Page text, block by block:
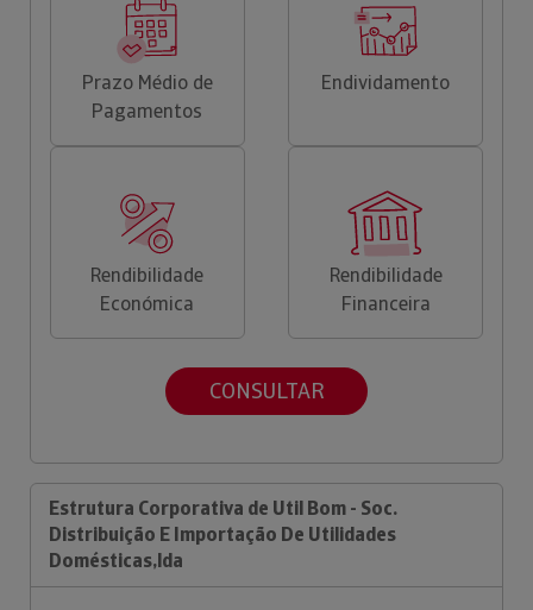
Prazo Médio de
Pagamentos
Endividamento
Rendibilidade
Económica
Rendibilidade
Financeira
CONSULTAR
Estrutura Corporativa de Util Bom - Soc.
Distribuição E Importação De Utilidades
Domésticas,lda